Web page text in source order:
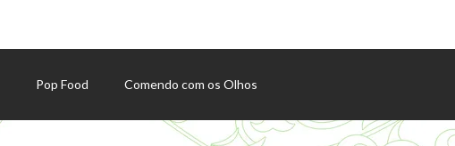
Pop Food Comendo com os Olhos